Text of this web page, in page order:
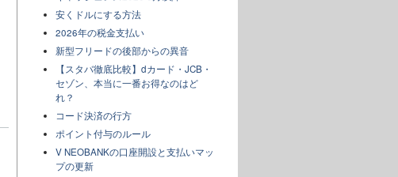
安くドルにする方法
2026年の税金支払い
新型フリードの後部からの異音
【スタバ徹底比較】dカード・JCB・
セゾン、本当に一番お得なのはど
れ？
コード決済の行方
ポイント付与のルール
V NEOBANKの口座開設と支払いマッ
プの更新